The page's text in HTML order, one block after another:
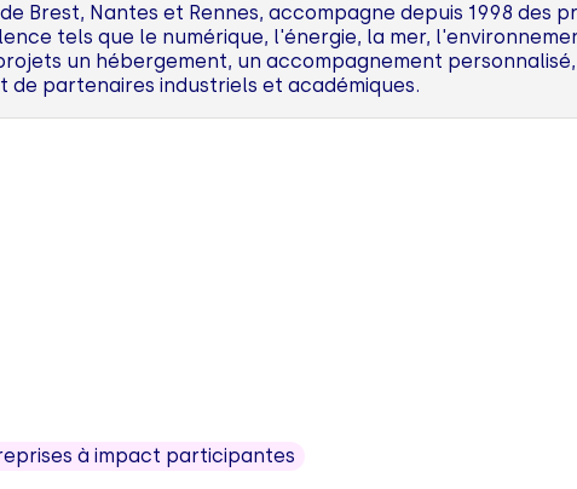
Brest, Nantes et Rennes, accompagne depuis 1998 des
tels que le numérique, l'énergie, la mer,
un hébergement, un accompagnement personnalisé,
de partenaires industriels et académiques.
à impact participantes